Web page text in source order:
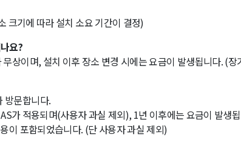
크기에 따라 설치 소요 기간이 결정)
요?
상이며, 설치 이후 장소 변경 시에는 요금이 발생됩니다. (
방문합니다.
가 적용되며(사용자 과실 제외), 1년 이후에는 요금이 발생
이 포함되었습니다. (단 사용자 과실 제외)